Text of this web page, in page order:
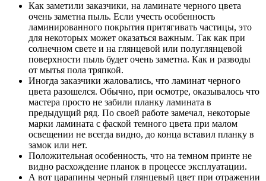
Как заметили заказчики, на ламинате черного цвета
очень заметна пыль. Если учесть особенность
ламинированного покрытия притягивать частицы, это
для некоторых может оказаться важным. Так как при
солнечном свете и на глянцевой или полуглянцевой
поверхности пыль будет очень заметна. Как и разводы
от мытья пола тряпкой.
Иногда заказчики жаловались, что ламинат черного
цвета разошелся. Обычно, при осмотре, оказывалось что
мастера просто не забили планку ламината в
предыдущий ряд. По своей работе замечал, некоторые
марки ламината с фаской темного цвета при малом
освещении не всегда видно, до конца вставил планку в
замок или нет.
Положительная особенность, что на темном принте не
видно расхождение планок в процессе эксплуатации.
А вот царапины черный глянцевый цвет при отражении